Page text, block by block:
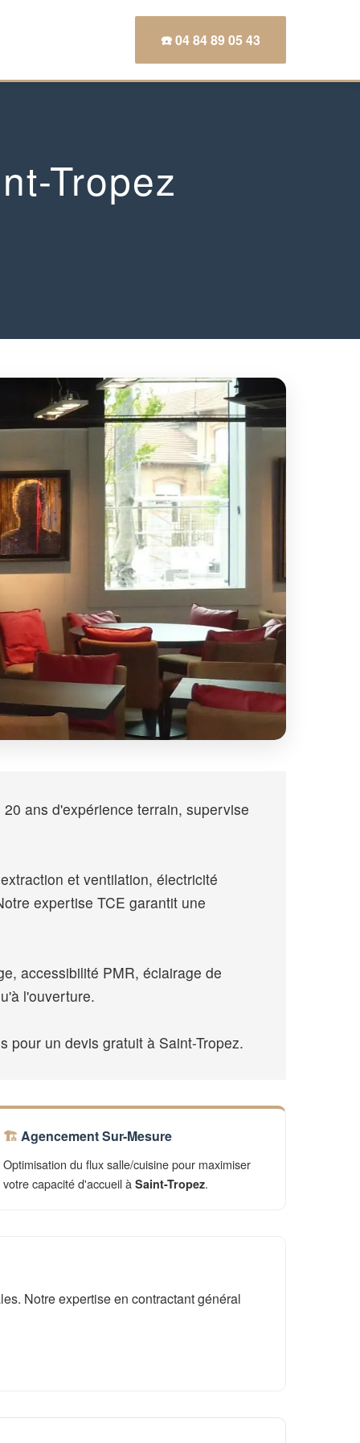
☎️ 04 84 89 05 43
Tropez
ans d'expérience terrain, supervise
et ventilation, électricité
expertise TCE garantit une
accessibilité PMR, éclairage de
l'ouverture.
pour un devis gratuit à Saint-Tropez.
Agencement Sur-Mesure
Optimisation du flux salle/cuisine pour maximiser
votre capacité d'accueil à Saint-Tropez.
Notre expertise en contractant général